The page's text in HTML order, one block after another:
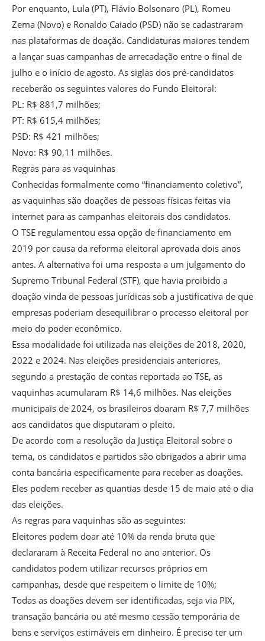
Por enquanto, Lula (PT), Flávio Bolsonaro (PL), Romeu
Zema (Novo) e Ronaldo Caiado (PSD) não se cadastraram
nas plataformas de doação. Candidaturas maiores tendem
a lançar suas campanhas de arrecadação entre o final de
julho e o início de agosto. As siglas dos pré-candidatos
receberão os seguintes valores do Fundo Eleitoral:
PL: R$ 881,7 milhões;
PT: R$ 615,4 milhões;
PSD: R$ 421 milhões;
Novo: R$ 90,11 milhões.
Regras para as vaquinhas
Conhecidas formalmente como “financiamento coletivo”,
as vaquinhas são doações de pessoas físicas feitas via
internet para as campanhas eleitorais dos candidatos.
O TSE regulamentou essa opção de financiamento em
2019 por causa da reforma eleitoral aprovada dois anos
antes. A alternativa foi uma resposta a um julgamento do
Supremo Tribunal Federal (STF), que havia proibido a
doação vinda de pessoas jurídicas sob a justificativa de que
empresas poderiam desequilibrar o processo eleitoral por
meio do poder econômico.
Essa modalidade foi utilizada nas eleições de 2018, 2020,
2022 e 2024. Nas eleições presidenciais anteriores,
segundo a prestação de contas reportada ao TSE, as
vaquinhas acumularam R$ 14,6 milhões. Nas eleições
municipais de 2024, os brasileiros doaram R$ 7,7 milhões
aos candidatos que disputaram o pleito.
De acordo com a resolução da Justiça Eleitoral sobre o
tema, os candidatos e partidos são obrigados a abrir uma
conta bancária especificamente para receber as doações.
Eles podem receber as quantias desde 15 de maio até o dia
das eleições.
As regras para vaquinhas são as seguintes:
Eleitores podem doar até 10% da renda bruta que
declararam à Receita Federal no ano anterior. Os
candidatos podem utilizar recursos próprios em
campanhas, desde que respeitem o limite de 10%;
Todas as doações devem ser identificadas, seja via PIX,
transação bancária ou até mesmo cessão temporária de
bens e serviços estimáveis em dinheiro. É preciso ter um